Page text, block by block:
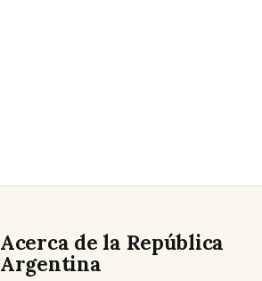
Acerca de la República
Argentina